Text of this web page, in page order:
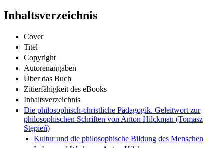
Inhaltsverzeichnis
Cover
Titel
Copyright
Autorenangaben
Über das Buch
Zitierfähigkeit des eBooks
Inhaltsverzeichnis
Die philosophisch-christliche Pädagogik. Geleitwort zur
philosophischen Schriften von Anton Hilckman (Tomasz
Stępień)
Kultur und die philosophische Bildung des Menschen